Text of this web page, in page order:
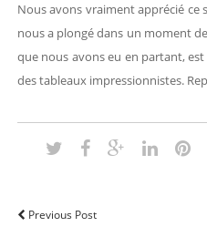
Nous avons vraiment apprécié ce
nous a plongé dans un moment
que nous avons eu en partant, est
des tableaux impressionnistes.
Previous Post